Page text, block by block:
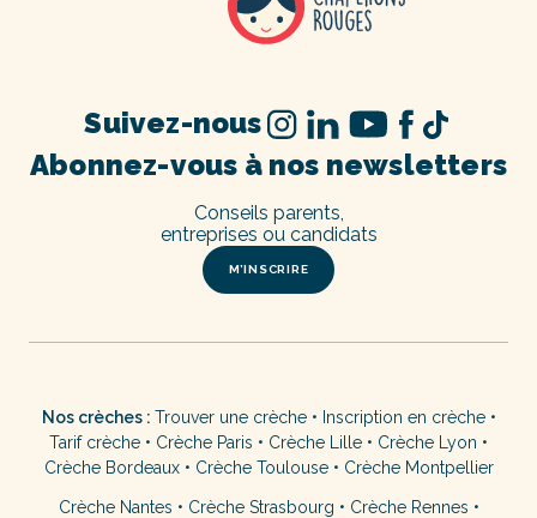
Abonnez-vous à nos newsletters
M’INSCRIRE
Conseils parents,
entreprises ou candidats
Suivez-nous
Nos crèches : Trouver une crèche• Inscription en crèche•
Tarif crèche • Crèche Paris • Crèche Lille • Crèche Lyon •
Crèche Bordeaux• Crèche Toulouse• Crèche Montpellier
Crèche Nantes • Crèche Strasbourg • Crèche Rennes •